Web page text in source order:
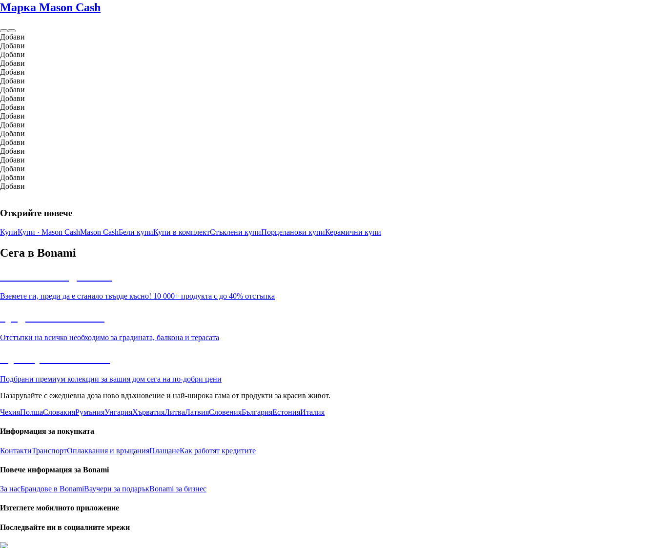
Марка Mason Cash
Добави
Добави
Добави
Добави
Добави
Добави
Добави
Добави
Добави
Добави
Добави
Добави
Добави
Добави
Добави
Добави
Добави
Добави
Открийте повече
КупиКупи · Mason CashMason CashБели купиКупи в комплектСтъклени купиПорцеланови купиКерамични купи
Сега в Bonami
Вземете ги, преди да е станало твърде късно! 10 000+ продукта с до 40% отстъпка
Отстъпки на всичко необходимо за градината, балкона и терасата
Подбрани премиум колекции за вашия дом сега на по-добри цени
Пазарувайте с ежедневна доза ново вдъхновение и най-широка гама от продукти за красив живот.
ЧехияПолшаСловакияРумънияУнгарияХърватияЛитваЛатвияСловенияБългарияЕстонияИталия
Информация за покупката
КонтактиТранспортОплаквания и връщанияПлащанеКак работят кредитите
Повече информация за Bonami
За насБрандове в BonamiВаучери за подаръкBonami за бизнес
Изтеглете мобилното приложение
Последвайте ни в социалните мрежи